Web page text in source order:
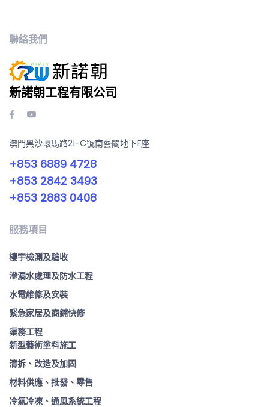
聯絡我們
新諾朝工程有限公司
澳門黑沙環馬路21-C號南藝閣地下F座
+853 6889 4728
+853 2842 3493
+853 2883 0408
服務項目
樓宇檢測及驗收
滲漏水處理及防水工程
水電維修及安裝
緊急家居及商鋪快修
渠務工程
新型藝術塗料施工
清拆、改造及加固
材料供應、批發、零售
冷氣冷凍、通風系統工程